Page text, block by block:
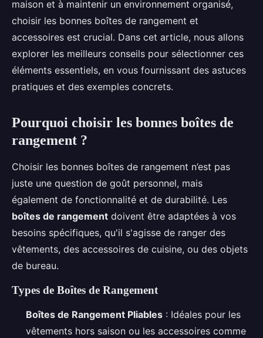
maison et à maintenir un environnement organisé,
choisir les bonnes boîtes de rangement et
accessoires est crucial. Dans cet article, nous allons
explorer les meilleurs conseils pour sélectionner ces
éléments essentiels, en vous fournissant des astuces
pratiques et des exemples concrets.
Pourquoi choisir les bonnes boîtes de
rangement ?
Choisir les bonnes boîtes de rangement n’est pas
juste une question de goût personnel, mais
également de fonctionnalité et de durabilité. Les
boîtes de rangement doivent être adaptées à vos
besoins spécifiques, qu'il s'agisse de ranger des
vêtements, des accessoires de cuisine, ou des objets
de bureau.
Types de Boîtes de Rangement
Boîtes de Rangement Pliables : Idéales pour les
vêtements hors saison ou les accessoires comme